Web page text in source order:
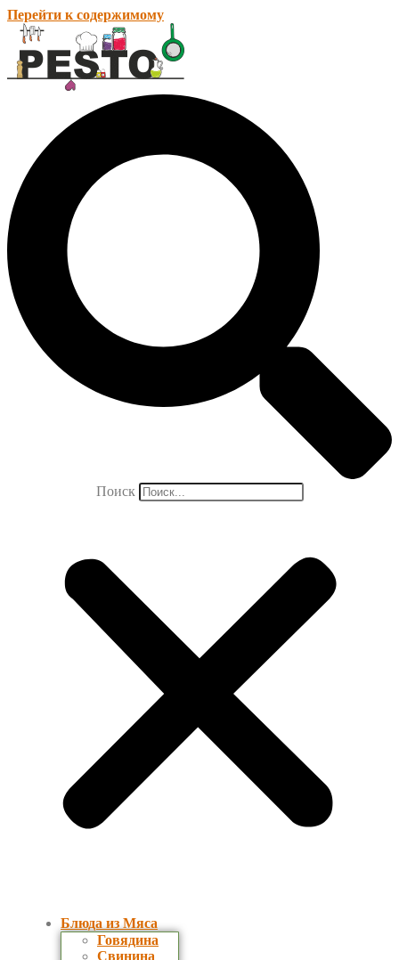
Перейти к содержимому
Поиск
Блюда из Мяса
Говядина
Свинина